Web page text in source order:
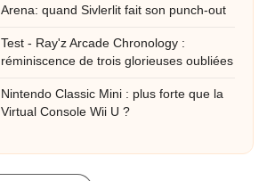
Arena: quand Sivlerlit fait son punch-out
Test - Ray'z Arcade Chronology :
réminiscence de trois glorieuses oubliées
Nintendo Classic Mini : plus forte que la
Virtual Console Wii U ?